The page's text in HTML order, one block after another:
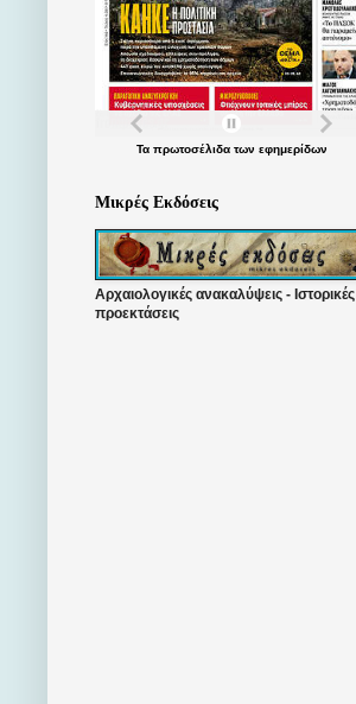
Τα πρωτοσέλιδατων εφημερίδων
Μικρές Εκδόσεις
Αρχαιολογικές ανακαλύψεις - Ιστορικές
προεκτάσεις